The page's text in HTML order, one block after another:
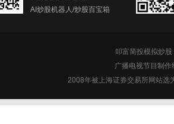
AI炒股机器人/炒股百宝箱
叩富简投模拟炒
广播电视节目制
2008年被上海证券交易所网站选